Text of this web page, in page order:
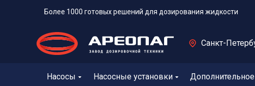
Более 1000 готовых решений для дозирования жидкости
Санкт-
Насосы Насосные установки